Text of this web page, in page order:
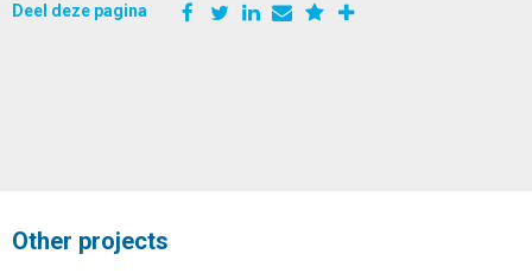
Deel deze pagina
Other projects